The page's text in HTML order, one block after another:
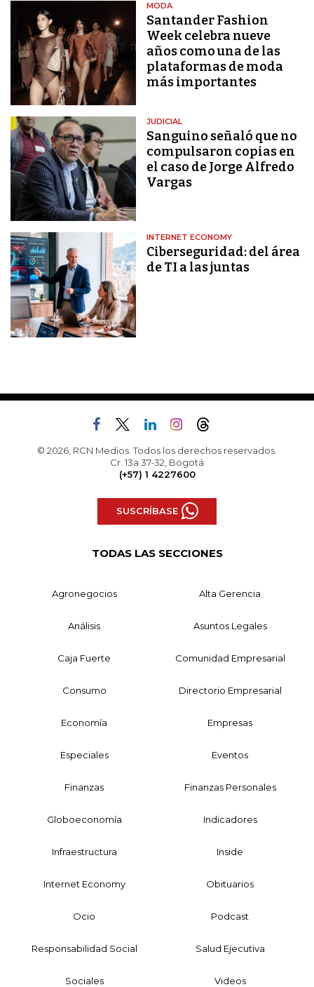
MODA
Santander Fashion
Week celebra nueve
años como una de las
plataformas de moda
más importantes
JUDICIAL
Sanguino señaló que no
compulsaron copias en
el caso de Jorge Alfredo
Vargas
INTERNET ECONOMY
Ciberseguridad: del área
de TI a las juntas
© 2026, RCN Medios. Todos los derechos reservados.
Cr. 13a 37-32, Bogotá
(+57) 1 4227600
SUSCRÍBASE
TODAS LAS SECCIONES
Agronegocios Alta Gerencia
Análisis Asuntos Legales
Caja Fuerte Comunidad Empresarial
Consumo Directorio Empresarial
Economía Empresas
Especiales Eventos
Finanzas Finanzas Personales
Globoeconomía Indicadores
Infraestructura Inside
Internet Economy Obituarios
Ocio Podcast
Responsabilidad Social Salud Ejecutiva
Sociales Videos